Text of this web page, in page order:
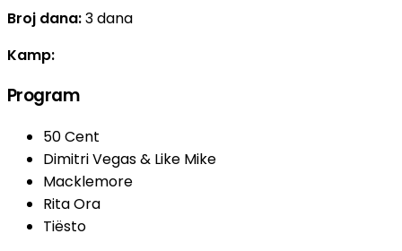
Broj dana:3 dana
Kamp:
Program
50 Cent
Dimitri Vegas & Like Mike
Macklemore
Rita Ora
Tiësto